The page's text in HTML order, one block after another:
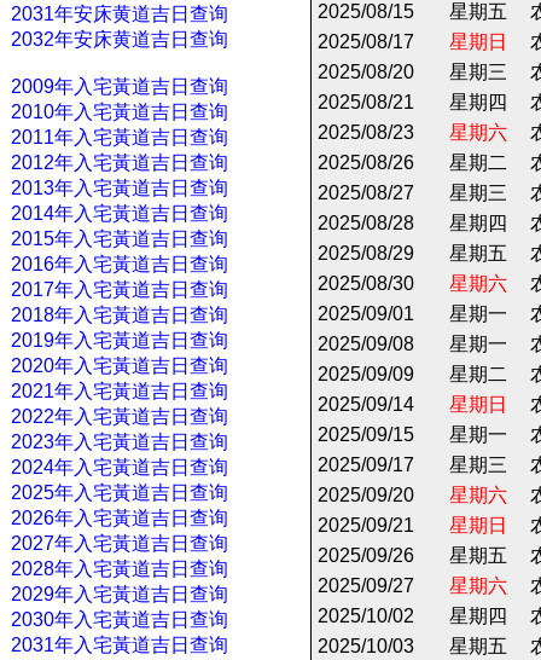
2031年安床黄道吉日查询
2032年安床黄道吉日查询
2009年入宅黃道吉日查询
2010年入宅黃道吉日查询
2011年入宅黃道吉日查询
2012年入宅黃道吉日查询
2013年入宅黃道吉日查询
2014年入宅黃道吉日查询
2015年入宅黃道吉日查询
2016年入宅黃道吉日查询
2017年入宅黃道吉日查询
2018年入宅黃道吉日查询
2019年入宅黃道吉日查询
2020年入宅黃道吉日查询
2021年入宅黃道吉日查询
2022年入宅黃道吉日查询
2023年入宅黃道吉日查询
2024年入宅黃道吉日查询
2025年入宅黃道吉日查询
2026年入宅黃道吉日查询
2027年入宅黃道吉日查询
2028年入宅黃道吉日查询
2029年入宅黃道吉日查询
2030年入宅黃道吉日查询
2031年入宅黃道吉日查询
2025/08/15
星期五
2025/08/17
星期日
2025/08/20
星期三
2025/08/21
星期四
2025/08/23
星期六
2025/08/26
星期二
2025/08/27
星期三
2025/08/28
星期四
2025/08/29
星期五
2025/08/30
星期六
2025/09/01
星期一
2025/09/08
星期一
2025/09/09
星期二
2025/09/14
星期日
2025/09/15
星期一
2025/09/17
星期三
2025/09/20
星期六
2025/09/21
星期日
2025/09/26
星期五
2025/09/27
星期六
2025/10/02
星期四
2025/10/03
星期五